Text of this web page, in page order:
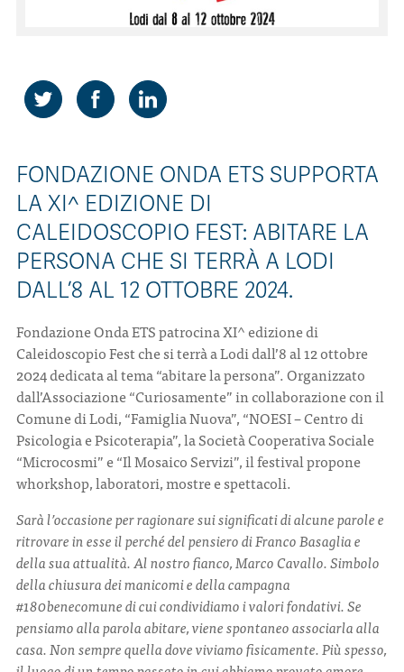
FONDAZIONE ONDA ETS SUPPORTA
LA XI^ EDIZIONE DI
CALEIDOSCOPIO FEST: ABITARE LA
PERSONA CHE SI TERRÀ A LODI
DALL’8 AL 12 OTTOBRE 2024.
Fondazione Onda ETS patrocina XI^ edizione di
Caleidoscopio Fest che si terrà a Lodi dall’8 al 12 ottobre
2024 dedicata al tema “abitare la persona”. Organizzato
dall’Associazione “Curiosamente” in collaborazione con il
Comune di Lodi, “Famiglia Nuova”, “NOESI – Centro di
Psicologia e Psicoterapia”, la Società Cooperativa Sociale
“Microcosmi” e “Il Mosaico Servizi”, il festival propone
whorkshop, laboratori, mostre e spettacoli.
Sarà l’occasione per ragionare sui significati di alcune parole e
ritrovare in esse il perché del pensiero di Franco Basaglia e
della sua attualità. Al nostro fianco, Marco Cavallo. Simbolo
della chiusura dei manicomi e della campagna
#180benecomune di cui condividiamo i valori fondativi. Se
pensiamo alla parola abitare, viene spontaneo associarla alla
casa. Non sempre quella dove viviamo fisicamente. Più spesso,